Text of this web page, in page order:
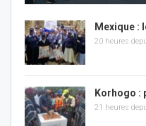
Mexique :
20 heures
Korhogo :
21 heures